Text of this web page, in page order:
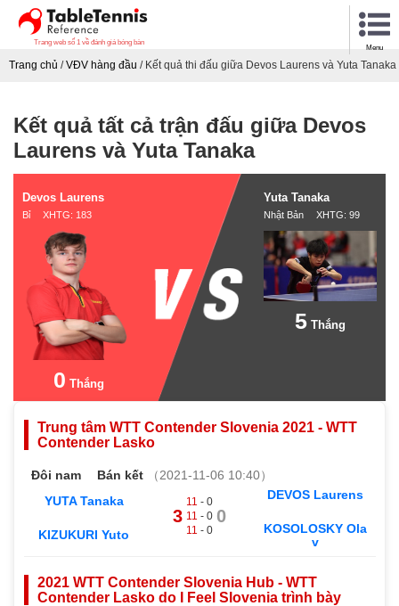
Trang web số 1 về đánh giá bóng bàn
Menu
Trang chủ /VĐV hàng đầu / Kết quả thi đấu giữa Devos Laurens và Yuta Tanaka
Kết quả tất cả trận đấu giữa Devos
Laurens và Yuta Tanaka
Devos Laurens
Bỉ XHTG: 183
0 Thắng
Yuta Tanaka
Nhật Bản XHTG: 99
5Thắng
Trung tâm WTT Contender Slovenia 2021 - WTT
Contender Lasko
Đôi nam Bán kết
（2021-11-06 10:40）
YUTA Tanaka
KIZUKURI Yuto
3
11 - 0
11 - 0
11 - 0
0
DEVOS Laurens
KOSOLOSKY Ola
v
2021 WTT Contender Slovenia Hub - WTT
Contender Lasko do I Feel Slovenia trình bày